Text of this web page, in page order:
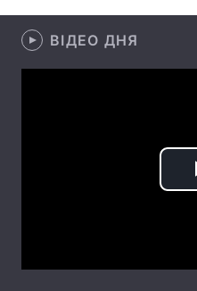
ВІДЕО ДНЯ